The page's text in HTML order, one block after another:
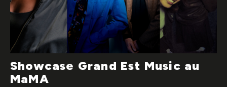
Showcase Grand Est Music au
MaMA